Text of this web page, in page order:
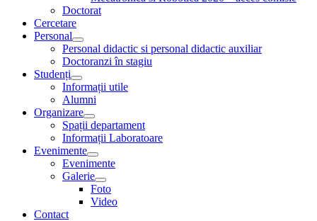
Doctorat
Cercetare
Personal
Show
sub
menu
Personal didactic si personal didactic auxiliar
Doctoranzi în stagiu
Studenți
Show
sub
menu
Informații utile
Alumni
Organizare
Show
sub
menu
Spații departament
Informații Laboratoare
Evenimente
Show
sub
menu
Evenimente
Galerie
Show
sub
menu
Foto
Video
Contact